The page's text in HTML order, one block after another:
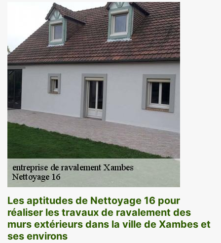
Les aptitudes de Nettoyage 16 pour
réaliser les travaux de ravalement des
murs extérieurs dans la ville de Xambes et
ses environs